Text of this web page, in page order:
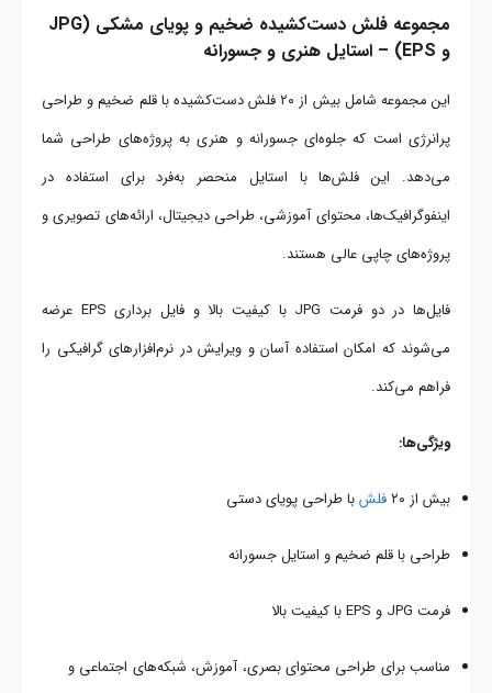
مجموعه فلش دست‌کشیده ضخیم و پویای مشکی (JPG
و EPS) – استایل هنری و جسورانه
این مجموعه شامل بیش از ۲۰ فلش دست‌کشیده با قلم ضخیم و طراحی
پرانرژی است که جلوه‌ای جسورانه و هنری به پروژه‌های طراحی شما
می‌دهد. این فلش‌ها با استایل منحصر به‌فرد برای استفاده در
اینفوگرافیک‌ها، محتوای آموزشی، طراحی دیجیتال، ارائه‌های تصویری و
پروژه‌های چاپی عالی هستند.
فایل‌ها در دو فرمت JPG با کیفیت بالا و فایل برداری EPS عرضه
می‌شوند که امکان استفاده آسان و ویرایش در نرم‌افزارهای گرافیکی را
فراهم می‌کند.
ویژگی‌ها:
بیش از ۲۰ فلشبا طراحی پویای دستی
طراحی با قلم ضخیم و استایل جسورانه
فرمت JPG و EPS با کیفیت بالا
مناسب برای طراحی محتوای بصری، آموزش، شبکه‌های اجتماعی و